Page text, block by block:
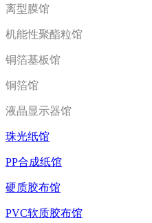
离型膜馆
机能性聚酯粒馆
铜箔基板馆
铜箔馆
液晶显示器馆
珠光纸馆
PP合成纸馆
硬质胶布馆
PVC软质胶布馆